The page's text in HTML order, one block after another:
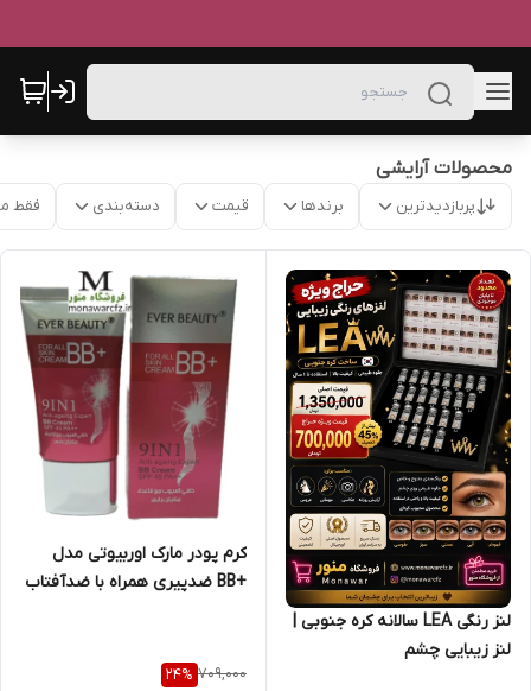
محصولات آرایشی
پربازدیدترین برندها قیمت دسته‌بندی فقط
لنز رنگی LEA سالانه کره جنوبی |
لنز زیبایی چشم
کرم پودر مارک اوربیوتی مدل
+BB ضدپیری همراه با ضدآفتاب
709,000
24%